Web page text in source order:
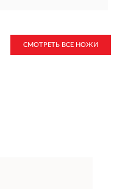
СМОТРЕТЬ ВСЕ НОЖИ